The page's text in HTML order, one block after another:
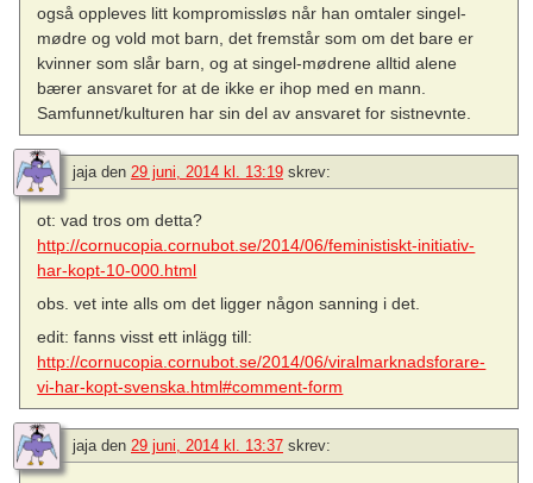
også oppleves litt kompromissløs når han omtaler singel-
mødre og vold mot barn, det fremstår som om det bare er
kvinner som slår barn, og at singel-mødrene alltid alene
bærer ansvaret for at de ikke er ihop med en mann.
Samfunnet/kulturen har sin del av ansvaret for sistnevnte.
jaja den 29 juni, 2014 kl. 13:19 skrev:
ot: vad tros om detta?
http://cornucopia.cornubot.se/2014/06/feministiskt-initiativ-
har-kopt-10-000.html
obs. vet inte alls om det ligger någon sanning i det.
edit: fanns visst ett inlägg till:
http://cornucopia.cornubot.se/2014/06/viralmarknadsforare-
vi-har-kopt-svenska.html#comment-form
jajaden 29 juni, 2014 kl. 13:37 skrev: